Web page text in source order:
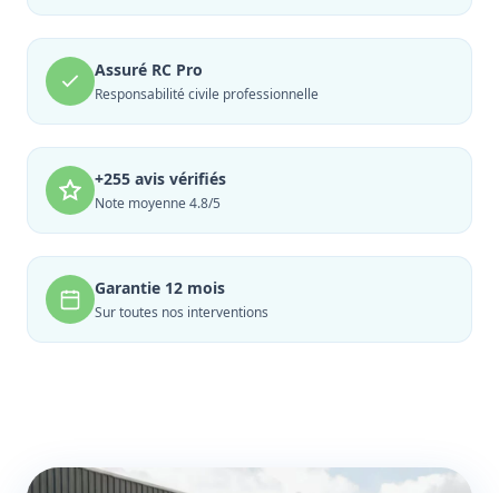
Assuré RC Pro
Responsabilité civile professionnelle
+255 avis vérifiés
Note moyenne 4.8/5
Garantie 12 mois
Sur toutes nos interventions